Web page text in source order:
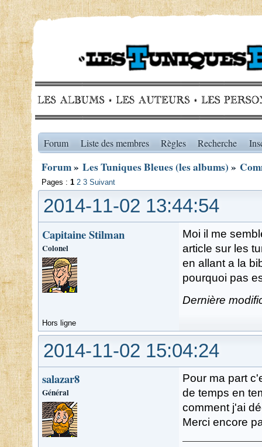
Forum Liste des membres Règles Recherche
Forum» Les Tuniques Bleues (les albums) »
Pages : 1 2 3 Suivant
2014-11-02 13:44:54
Capitaine Stilman
Colonel
Moi il me
article sur les
en allant a la
pourquoi pas
Dernière
Hors ligne
2014-11-02 15:04:24
salazar8
Général
Pour ma part
de temps en
comment j'ai
Merci encore